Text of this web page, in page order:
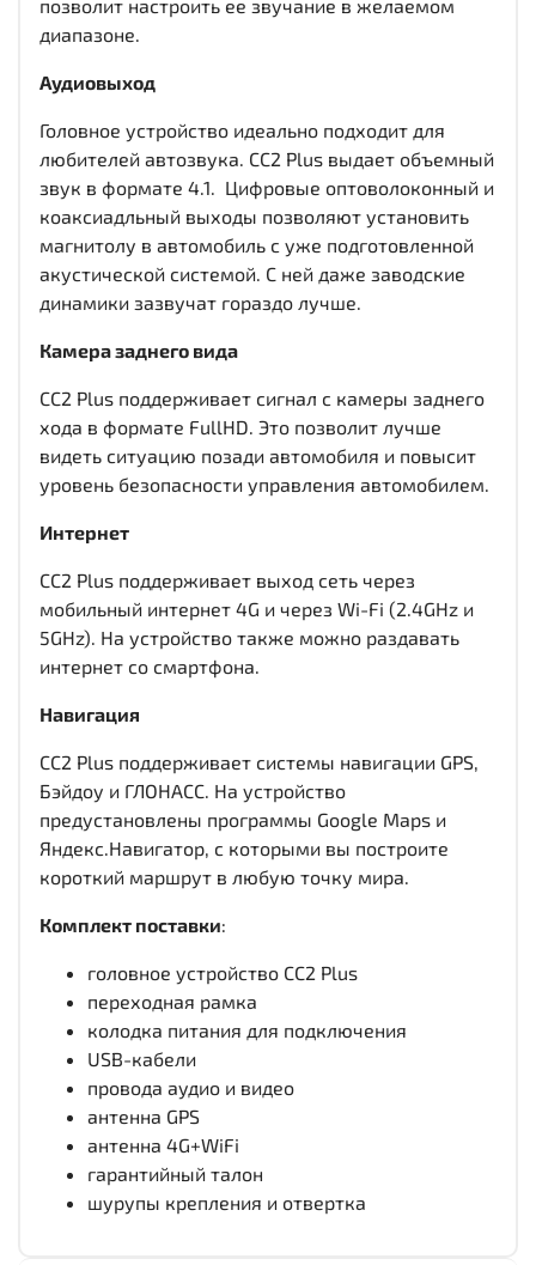
позволит настроить ее звучание в желаемом
диапазоне.
Аудиовыход
Головное устройство идеально подходит для
любителей автозвука. CC2 Plus выдает объемный
звук в формате 4.1. Цифровые оптоволоконный и
коаксиадльный выходы позволяют установить
магнитолу в автомобиль с уже подготовленной
акустической системой. С ней даже заводские
динамики зазвучат гораздо лучше.
Камера заднего вида
CC2 Plus поддерживает сигнал с камеры заднего
хода в формате FullHD. Это позволит лучше
видеть ситуацию позади автомобиля и повысит
уровень безопасности управления автомобилем.
Интернет
CC2 Plus поддерживает выход сеть через
мобильный интернет 4G и через Wi-Fi (2.4GHz и
5GHz). На устройство также можно раздавать
интернет со смартфона.
Навигация
CC2 Plus поддерживает системы навигации GPS,
Бэйдоу и ГЛОНАСС. На устройство
предустановлены программы Google Maps и
Яндекс.Навигатор, с которыми вы построите
короткий маршрут в любую точку мира.
Комплект поставки:
головное устройство CC2 Plus
переходная рамка
колодка питания для подключения
USB-кабели
провода аудио и видео
антенна GPS
антенна 4G+WiFi
гарантийный талон
шурупы крепления и отвертка